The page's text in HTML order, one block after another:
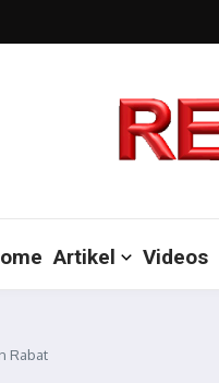
Artikel Videos
Rabat